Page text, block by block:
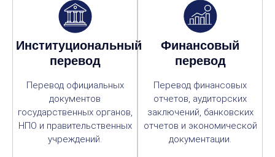
Институциональный
перевод
Перевод официальных
документов
государственных органов,
НПО и правительственных
учреждений.
Финансовый
перевод
Перевод финансовых
отчетов, аудиторских
заключений, банковских
отчетов и экономической
документации.